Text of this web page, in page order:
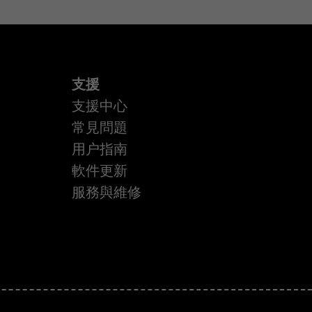
支援
支援中心
常見問題
用户指南
軟件更新
服務與維修